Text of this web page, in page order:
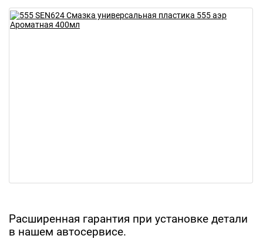
Расширенная гарантия при установке детали
в нашем автосервисе.